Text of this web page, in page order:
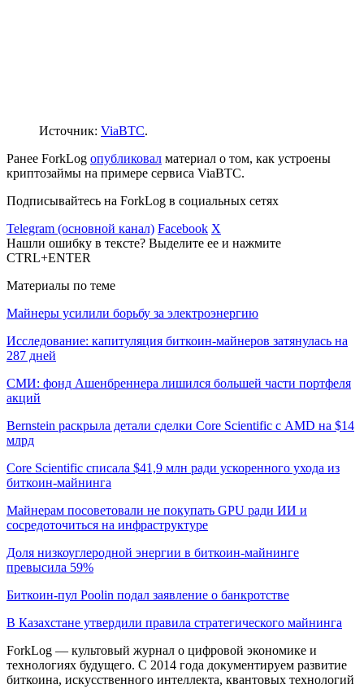
Источник: ViaBTC.
Ранее ForkLog опубликовал материал о том, как устроены
криптозаймы на примере сервиса ViaBTC.
Подписывайтесь на ForkLog в социальных сетях
Telegram (основной канал) Facebook X
Нашли ошибку в тексте? Выделите ее и нажмите
CTRL+ENTER
Материалы по теме
Майнеры усилили борьбу за электроэнергию
Исследование: капитуляция биткоин-майнеров затянулась на
287 дней
СМИ: фонд Ашенбреннера лишился большей части портфеля
акций
Bernstein раскрыла детали сделки Core Scientific с AMD на $14
млрд
Core Scientific списала $41,9 млн ради ускоренного ухода из
биткоин-майнинга
Майнерам посоветовали не покупать GPU ради ИИ и
сосредоточиться на инфраструктуре
Доля низкоуглеродной энергии в биткоин-майнинге
превысила 59%
Биткоин-пул Poolin подал заявление о банкротстве
В Казахстане утвердили правила стратегического майнинга
ForkLog — культовый журнал о цифровой экономике и
технологиях будущего. С 2014 года документируем развитие
биткоина, искусственного интеллекта, квантовых технологий